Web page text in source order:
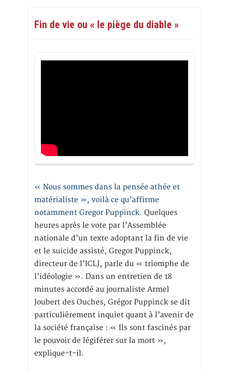
Fin de vie ou « le piège du diable »
« Nous sommes dans la pensée athée et
matérialiste », voilà ce qu’affirme
notamment Gregor Puppinck. Quelques
heures après le vote par l’Assemblée
nationale d’un texte adoptant la fin de vie
et le suicide assisté, Gregor Puppinck,
directeur de l’ICLJ, parle du « triomphe de
l’idéologie ». Dans un entretien de 18
minutes accordé au journaliste Armel
Joubert des Ouches, Grégor Puppinck se dit
particulièrement inquiet quant à l’avenir de
la société française : « Ils sont fascinés par
le pouvoir de légiférer sur la mort »,
explique-t-il.